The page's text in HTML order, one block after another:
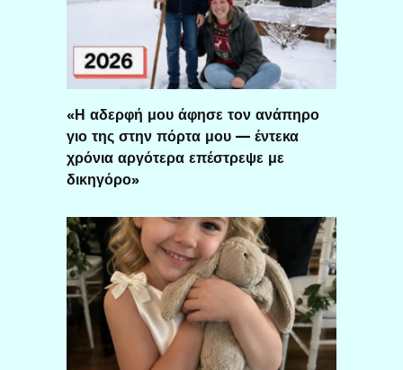
«Η αδερφή μου άφησε τον ανάπηρο
γιο της στην πόρτα μου — έντεκα
χρόνια αργότερα επέστρεψε με
δικηγόρο»